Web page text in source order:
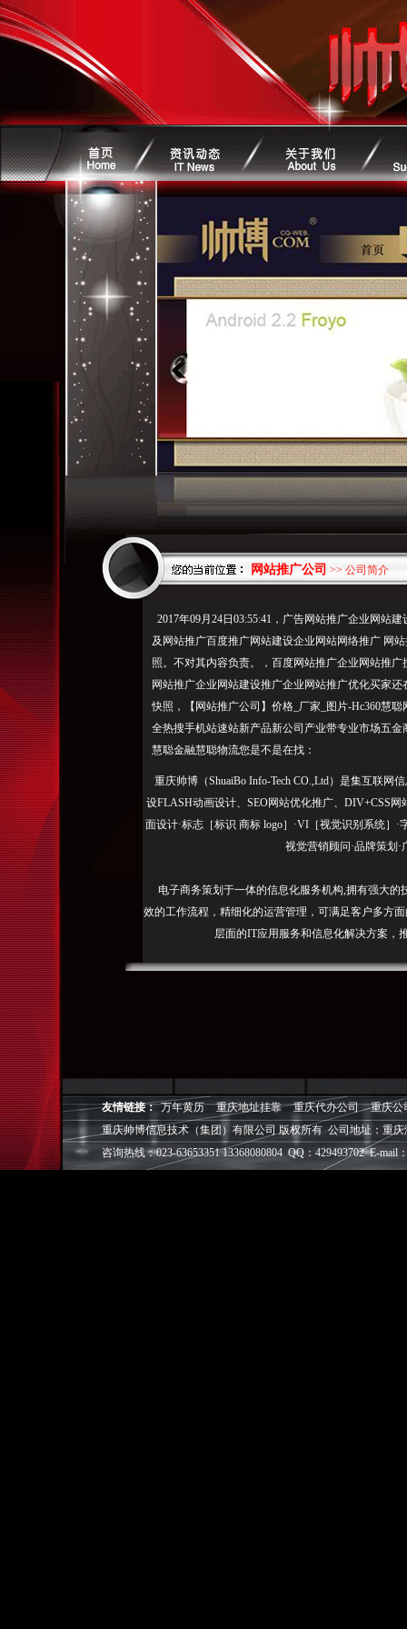
网站推广公司 >> 公司简介
2017年09月24日03:55:41，广告网站推广企业网站
及网站推广百度推广网站建设企业网站网络推广 网
照。不对其内容负责。，百度网站推广企业网站推
网站推广企业网站建设推广企业网站推广优化买家
快照，【网站推广公司】价格_厂家_图片-Hc360慧
全热搜手机站速站新产品新公司产业带专业市场五
慧聪金融慧聪物流您是不是在找：
重庆帅博（ShuaiBo Info-Tech CO.,Ltd）是集互联网
设FLASH动画设计、SEO网站优化推广、DIV+CSS
面设计·标志［标识 商标 logo］·VI［视觉识别系统］·
视觉营销顾问·品牌策划
电子商务策划于一体的信息化服务机构,拥有强大的
效的工作流程，精细化的运营管理，可满足客户多方
层面的IT应用服务和信息化解决方案，
◎帅博——专业的团队
◎帅博 ——让网站突显
友情链接： 万年黄历 重庆地址挂靠 重庆代办公司
重庆公
重庆帅博信息技术（集团）有限公司 版权所有 公司地址：重
咨询热线：023-63653351 13368080804 QQ：429493702 E-mail